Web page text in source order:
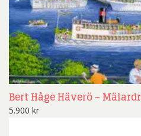
Bert Håge Häverö –
5.900 kr